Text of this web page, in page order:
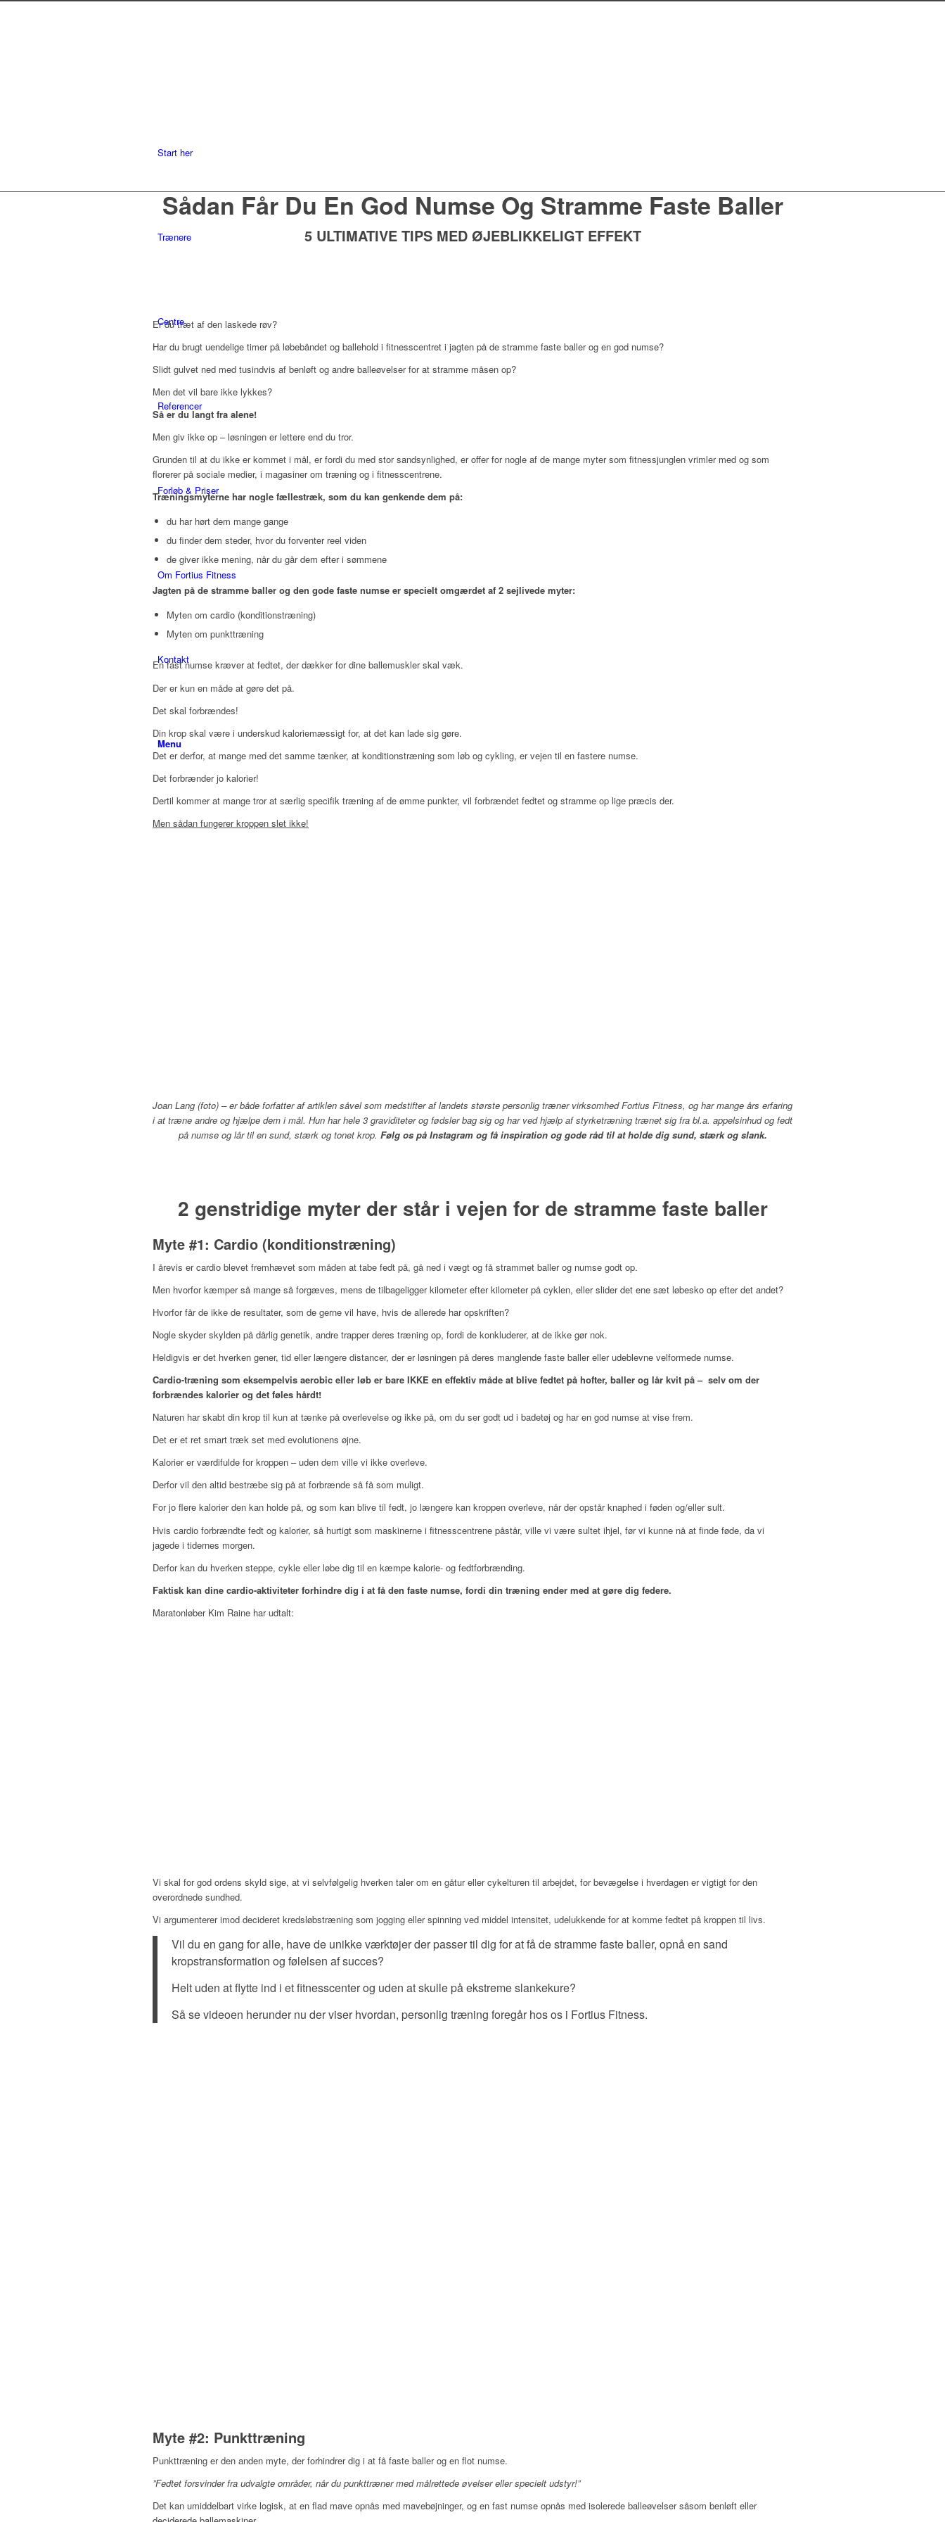
Start her
Trænere
Centre
Referencer
Forløb & Priser
Om Fortius Fitness
Kontakt
Menu
Sådan Får Du En God Numse Og Stramme Faste Baller
5 ULTIMATIVE TIPS MED ØJEBLIKKELIGT EFFEKT
Er du træt af den laskede røv?
Har du brugt uendelige timer på løbebåndet og ballehold i fitnesscentret i jagten på de stramme faste baller og en god numse?
Slidt gulvet ned med tusindvis af benløft og andre balleøvelser for at stramme måsen op?
Men det vil bare ikke lykkes?
Så er du langt fra alene!
Men giv ikke op – løsningen er lettere end du tror.
Grunden til at du ikke er kommet i mål, er fordi du med stor sandsynlighed, er offer for nogle af de mange myter som fitnessjunglen vrimler med og som
florerer på sociale medier, i magasiner om træning og i fitnesscentrene.
Træningsmyterne har nogle fællestræk, som du kan genkende dem på:
du har hørt dem mange gange
du finder dem steder, hvor du forventer reel viden
de giver ikke mening, når du går dem efter i sømmene
Jagten på de stramme baller og den gode faste numse er specielt omgærdet af 2 sejlivede myter:
Myten om cardio (konditionstræning)
Myten om punkttræning
En fast numse kræver at fedtet, der dækker for dine ballemuskler skal væk.
Der er kun en måde at gøre det på.
Det skal forbrændes!
Din krop skal være i underskud kaloriemæssigt for, at det kan lade sig gøre.
Det er derfor, at mange med det samme tænker, at konditionstræning som løb og cykling, er vejen til en fastere numse.
Det forbrænder jo kalorier!
Dertil kommer at mange tror at særlig specifik træning af de ømme punkter, vil forbrændet fedtet og stramme op lige præcis der.
Men sådan fungerer kroppen slet ikke!
Joan Lang (foto) – er både forfatter af artiklen såvel som medstifter af landets største personlig træner virksomhed Fortius Fitness, og har mange års erfaring
i at træne andre og hjælpe dem i mål. Hun har hele 3 graviditeter og fødsler bag sig og har ved hjælp af styrketræning trænet sig fra bl.a. appelsinhud og fedt
på numse og lår til en sund, stærk og tonet krop. Følg os på Instagram og få inspiration og gode råd til at holde dig sund, stærk og slank.
2 genstridige myter der står i vejen for de stramme faste baller
Myte #1: Cardio (konditionstræning)
I årevis er cardio blevet fremhævet som måden at tabe fedt på, gå ned i vægt og få strammet baller og numse godt op.
Men hvorfor kæmper så mange så forgæves, mens de tilbageligger kilometer efter kilometer på cyklen, eller slider det ene sæt løbesko op efter det andet?
Hvorfor får de ikke de resultater, som de gerne vil have, hvis de allerede har opskriften?
Nogle skyder skylden på dårlig genetik, andre trapper deres træning op, fordi de konkluderer, at de ikke gør nok.
Heldigvis er det hverken gener, tid eller længere distancer, der er løsningen på deres manglende faste baller eller udeblevne velformede numse.
Cardio-træning som eksempelvis aerobic eller løb er bare IKKE en effektiv måde at blive fedtet på hofter, baller og lår kvit på – selv om der
forbrændes kalorier og det føles hårdt!
Naturen har skabt din krop til kun at tænke på overlevelse og ikke på, om du ser godt ud i badetøj og har en god numse at vise frem.
Det er et ret smart træk set med evolutionens øjne.
Kalorier er værdifulde for kroppen – uden dem ville vi ikke overleve.
Derfor vil den altid bestræbe sig på at forbrænde så få som muligt.
For jo flere kalorier den kan holde på, og som kan blive til fedt, jo længere kan kroppen overleve, når der opstår knaphed i føden og/eller sult.
Hvis cardio forbrændte fedt og kalorier, så hurtigt som maskinerne i fitnesscentrene påstår, ville vi være sultet ihjel, før vi kunne nå at finde føde, da vi
jagede i tidernes morgen.
Derfor kan du hverken steppe, cykle eller løbe dig til en kæmpe kalorie- og fedtforbrænding.
Faktisk kan dine cardio-aktiviteter forhindre dig i at få den faste numse, fordi din træning ender med at gøre dig federe.
Maratonløber Kim Raine har udtalt:
Vi skal for god ordens skyld sige, at vi selvfølgelig hverken taler om en gåtur eller cykelturen til arbejdet, for bevægelse i hverdagen er vigtigt for den
overordnede sundhed.
Vi argumenterer imod decideret kredsløbstræning som jogging eller spinning ved middel intensitet, udelukkende for at komme fedtet på kroppen til livs.
Vil du en gang for alle, have de unikke værktøjer der passer til dig for at få de stramme faste baller, opnå en sand
kropstransformation og følelsen af succes?
Helt uden at flytte ind i et fitnesscenter og uden at skulle på ekstreme slankekure?
Så se videoen herunder nu der viser hvordan, personlig træning foregår hos os i Fortius Fitness.
Myte #2: Punkttræning
Punkttræning er den anden myte, der forhindrer dig i at få faste baller og en flot numse.
”Fedtet forsvinder fra udvalgte områder, når du punkttræner med målrettede øvelser eller specielt udstyr!”
Det kan umiddelbart virke logisk, at en flad mave opnås med mavebøjninger, og en fast numse opnås med isolerede balleøvelser såsom benløft eller